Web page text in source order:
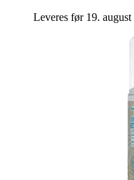
Leveres før 19. august